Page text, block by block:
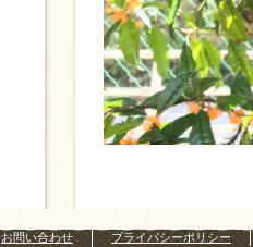
お問い合わせ
プライバシーポリシー